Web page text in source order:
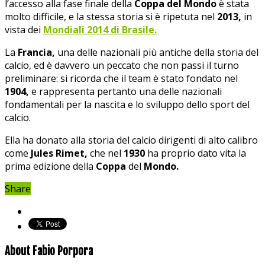
l’accesso alla fase finale della Coppa del Mondoè stata
molto difficile, e la stessa storia si è ripetuta nel 2013, in
vista dei Mondiali 2014 di Brasile.
La Francia, una delle nazionali più antiche della storia del
calcio, ed è davvero un peccato che non passi il turno
preliminare: si ricorda che il team è stato fondato nel
1904, e rappresenta pertanto una delle nazionali
fondamentali per la nascita e lo sviluppo dello sport del
calcio.
Ella ha donato alla storia del calcio dirigenti di alto calibro
come Jules Rimet, che nel 1930 ha proprio dato vita la
prima edizione della Coppa del Mondo.
Share
About Fabio Porpora